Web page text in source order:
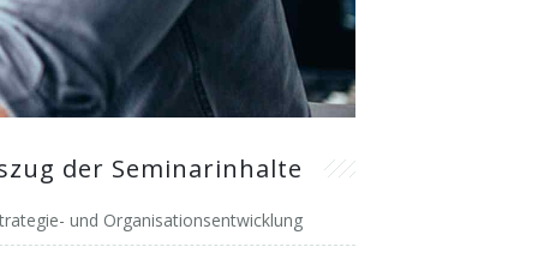
der Seminarinhalte
und Organisationsentwicklung